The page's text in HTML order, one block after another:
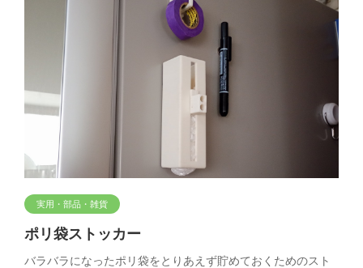
実用・部品・雑貨
ポリ袋ストッカー
バラバラになったポリ袋をとりあえず貯めておくためのスト